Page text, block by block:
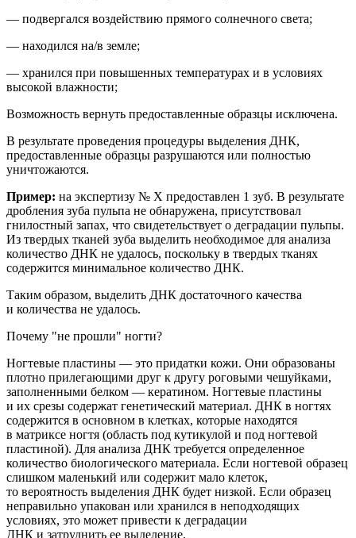
— подвергался воздействию прямого солнечного света;
— находился на/в земле;
— хранился при повышенных температурах и в условиях
высокой влажности;
Возможность вернуть предоставленные образцы исключена.
В результате проведения процедуры выделения ДНК,
предоставленные образцы разрушаются или полностью
уничтожаются.
Пример: на экспертизу № Х предоставлен 1 зуб. В результате
дробления зуба пульпа не обнаружена, присутствовал
гнилостный запах, что свидетельствует о деградации пульпы.
Из твердых тканей зуба выделить необходимое для анализа
количество ДНК не удалось, поскольку в твердых тканях
содержится минимальное количество ДНК.
Таким образом, выделить ДНК достаточного качества
и количества не удалось.
Почему "не прошли" ногти?
Ногтевые пластины — это придатки кожи. Они образованы
плотно прилегающими друг к другу роговыми чешуйками,
заполненными белком — кератином. Ногтевые пластины
и их срезы содержат генетический материал. ДНК в ногтях
содержится в основном в клетках, которые находятся
в матриксе ногтя (область под кутикулой и под ногтевой
пластиной). Для анализа ДНК требуется определенное
количество биологического материала. Если ногтевой образец
слишком маленький или содержит мало клеток,
то вероятность выделения ДНК будет низкой. Если образец
неправильно упакован или хранился в неподходящих
условиях, это может привести к деградации
ДНК и затруднить ее выделение.